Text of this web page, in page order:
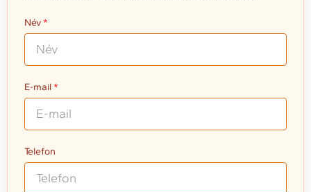
Név
E-mail
Telefon